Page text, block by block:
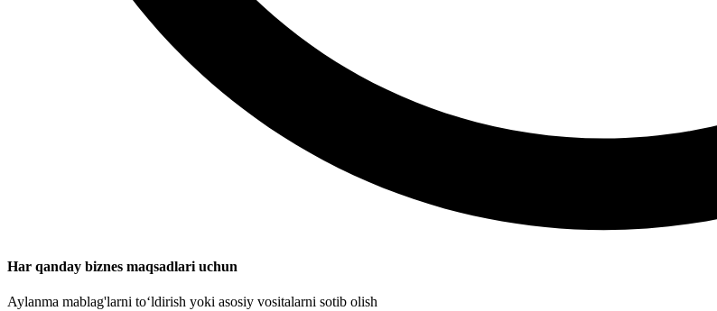
Har qanday biznes maqsadlari uchun
Aylanma mablag'larni to‘ldirish yoki asosiy vositalarni sotib olish